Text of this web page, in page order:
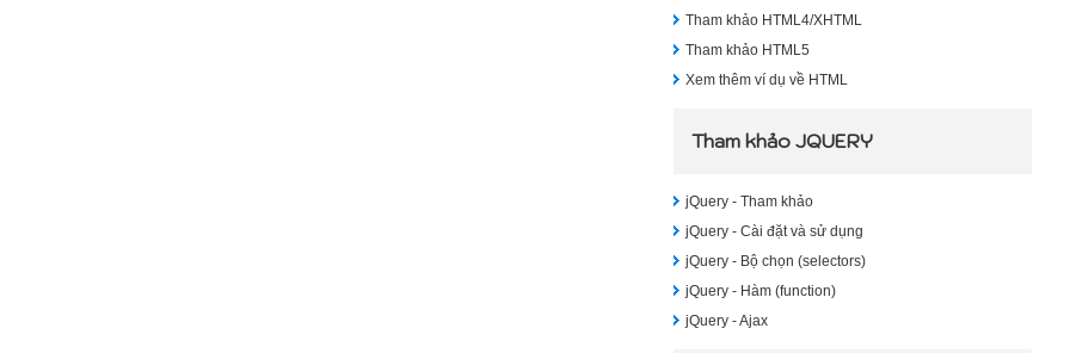
Tham khảo HTML4/XHTML
Tham khảo HTML5
Xem thêm ví dụ về HTML
Tham khảo JQUERY
jQuery - Tham khảo
jQuery - Cài đặt và sử dụng
jQuery - Bộ chọn (selectors)
jQuery - Hàm (function)
jQuery - Ajax